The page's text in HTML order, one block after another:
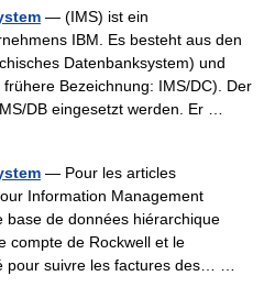
— (IMS) ist ein
IBM. Es besteht aus den
Datenbanksystem) und
Bezeichnung: IMS/DC). Der
DB eingesetzt werden. Er …
— Pour les articles
Information Management
base de données hiérarchique
compte de Rockwell et le
pour suivre les factures des… …